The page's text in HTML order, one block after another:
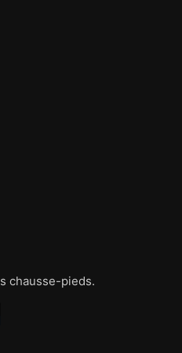
chausse-pieds.